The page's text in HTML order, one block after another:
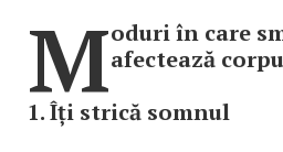
Moduri în care
afectează
1. Îți strică somnul